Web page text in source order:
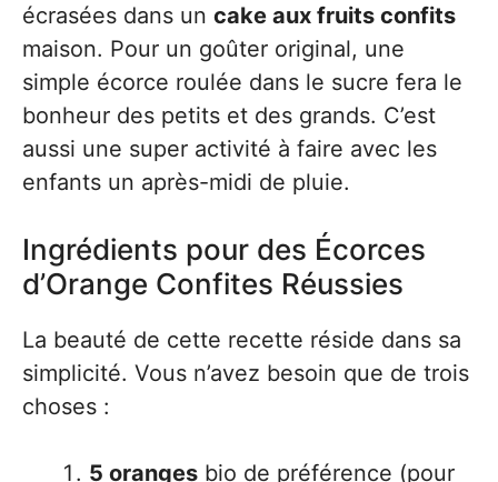
écrasées dans un cake aux fruits confits
maison. Pour un goûter original, une
simple écorce roulée dans le sucre fera le
bonheur des petits et des grands. C’est
aussi une super activité à faire avec les
enfants un après-midi de pluie.
Ingrédients pour des Écorces
d’Orange Confites Réussies
La beauté de cette recette réside dans sa
simplicité. Vous n’avez besoin que de trois
choses :
5 oranges bio de préférence (pour